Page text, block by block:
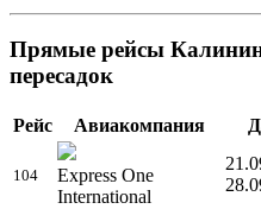
Прямые рейсы
пересадок
Рейс Авиакомпания
104
Express One
International